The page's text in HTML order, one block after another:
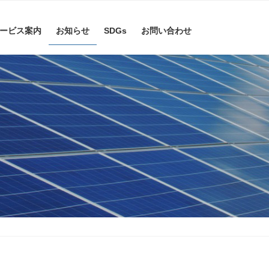
ビス案内 お知らせ SDGs お問い合わせ